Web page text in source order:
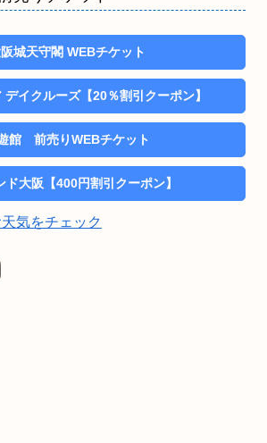
城天守閣 WEBチケット
イクルーズ【20％割引クーポン】
館 前売りWEBチケット
ド大阪【400円割引クーポン】
気をチェック